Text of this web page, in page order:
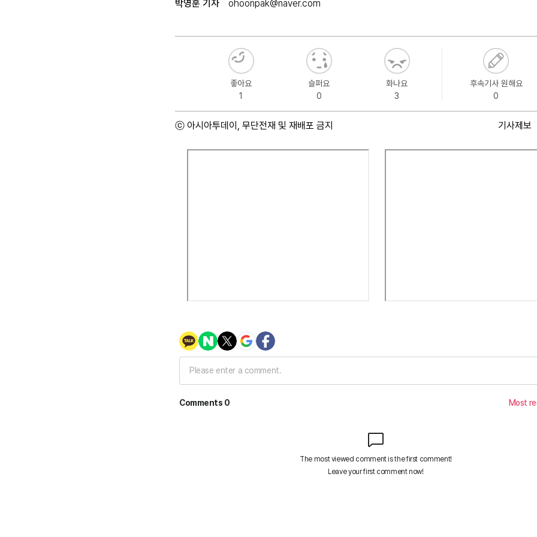
박영훈 기자 ohoonpak@naver.com
좋아요
1
슬퍼요
0
화나요
3
후속기사 원해요
0
ⓒ 아시아투데이, 무단전재 및 재배포 금지 기사제보